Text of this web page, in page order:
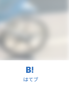
はてブ